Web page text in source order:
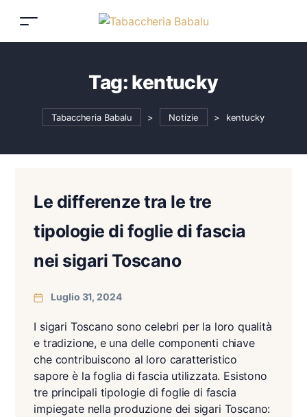
Tag: kentucky
Tabaccheria Babalu > Notizie > kentucky
Le differenze tra le tre
tipologie di foglie di fascia
nei sigari Toscano
Luglio 31, 2024
I sigari Toscano sono celebri per la loro qualità
e tradizione, e una delle componenti chiave
che contribuiscono al loro caratteristico
sapore è la foglia di fascia utilizzata. Esistono
tre principali tipologie di foglie di fascia
impiegate nella produzione dei sigari Toscano: